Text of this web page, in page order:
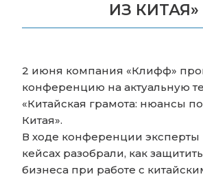
ИЗ КИТАЯ»
2 июня компания «Клифф»
конференцию на актуальную
«Китайская грамота: нюансы
Китая».
В ходе конференции эксперты
кейсах разобрали, как
бизнеса при работе с